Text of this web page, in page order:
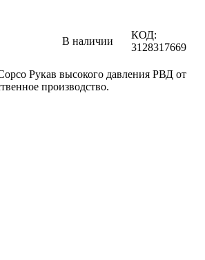
В наличии
КОД:
3128317669
Рукав высокого давления РВД от
производство.